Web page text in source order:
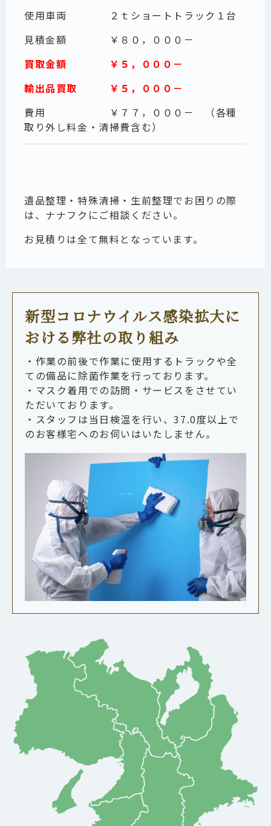
使用車両 ２ｔショートトラック１台
見積金額 ￥８０，０００－
買取金額 ￥５，０００－
輸出品買取 ￥５，０００－
費用 ￥７７，０００－ （各種
取り外し料金・清掃費含む）
遺品整理・特殊清掃・生前整理でお困りの際
は、ナナフクにご相談ください。
お見積りは全て無料となっています。
新型コロナウイルス感染拡大に
おける弊社の取り組み
・作業の前後で作業に使用するトラックや全
ての備品に除菌作業を行っております。
・マスク着用での訪問・サービスをさせてい
ただいております。
・スタッフは当日検温を行い、37.0度以上で
のお客様宅へのお伺いはいたしません。